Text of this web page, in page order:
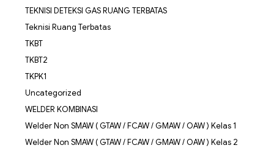
TEKNISI DETEKSI GAS RUANG TERBATAS
Teknisi Ruang Terbatas
TKBT
TKBT2
TKPK1
Uncategorized
WELDER KOMBINASI
Welder Non SMAW ( GTAW / FCAW / GMAW / OAW ) Kelas 1
Welder Non SMAW ( GTAW / FCAW / GMAW / OAW ) Kelas 2